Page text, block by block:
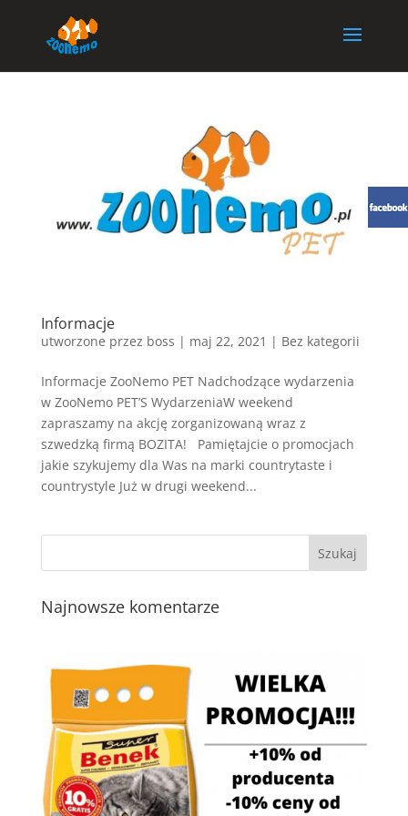
Informacje
utworzone przez boss | maj 22, 2021 | Bez kategorii
Informacje ZooNemo PET Nadchodzące wydarzenia
w ZooNemo PET’S WydarzeniaW weekend
zapraszamy na akcję zorganizowaną wraz z
szwedzką firmą BOZITA! Pamiętajcie o promocjach
jakie szykujemy dla Was na marki countrytaste i
countrystyle Już w drugi weekend...
Najnowsze komentarze